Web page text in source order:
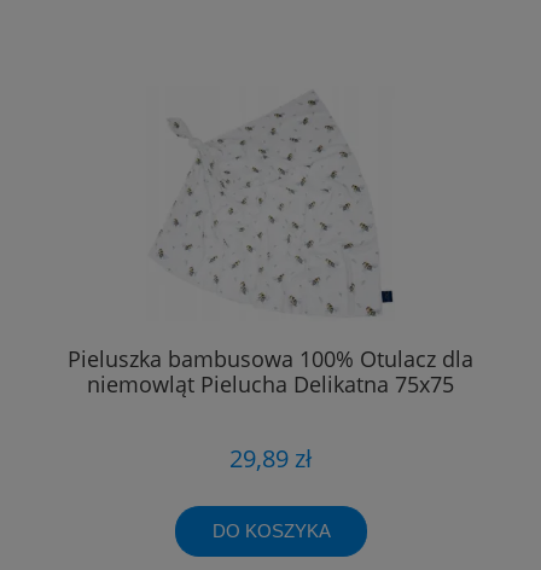
Pieluszka bambusowa 100% Otulacz dla
niemowląt Pielucha Delikatna 75x75
29,89 zł
DO KOSZYKA